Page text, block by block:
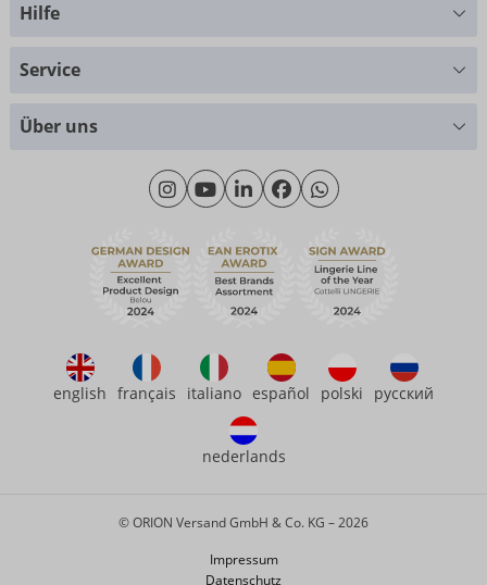
Hilfe
Montag - Donnerstag: 09:00 - 16:00 Uhr
Freitag: 09:00 - 15:00 Uhr
Kontakt
Häufige Fragen
Service
Über uns
Wir über uns
Nachhaltigkeit
eroFame
english français italiano español polski русский
nederlands
Impressum
Datenschutz
© ORION Versand GmbH & Co. KG – 2026